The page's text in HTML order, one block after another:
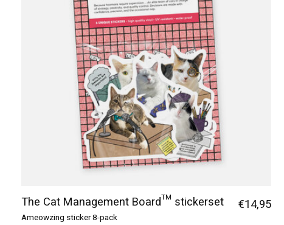
The Cat Management Board™ stickerset
Ameowzing sticker 8-pack
€14,95